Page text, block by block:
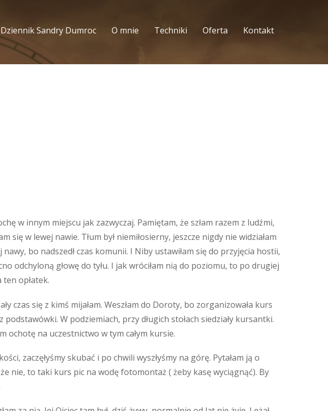
Dziennik Sandry Dumroc O mnie Techniki Oferta Kontakt
w innym miejscu jak zazwyczaj. Pamiętam, że szłam razem z ludźmi,
w lewej nawie. Tłum był niemiłosierny, jeszcze nigdy nie widziałam
bo nadszedł czas komunii. I Niby ustawiłam się do przyjęcia hostii,
odchyloną głowę do tyłu. I jak wróciłam nią do poziomu, to po drugiej
ten opłatek.
czas się z kimś mijałam. Weszłam do Doroty, bo zorganizowała kurs
W podziemiach, przy długich stołach siedziały kursantki.
ochotę na uczestnictwo w tym całym kursie.
zaczęłyśmy skubać i po chwili wyszłyśmy na górę. Pytałam ją o
nie, to taki kurs pic na wodę fotomontaż ( żeby kasę wyciągnąć). By